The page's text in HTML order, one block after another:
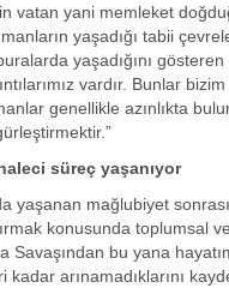
vatan yani memleket
yaşadığı tabii
yaşadığını
vardır. Bunlar
genellikle azınlıkta
süreç yaşanıyor
yaşanan mağlubiyet
konusunda toplumsal
Savaşından bu yana
arınamadıklarını